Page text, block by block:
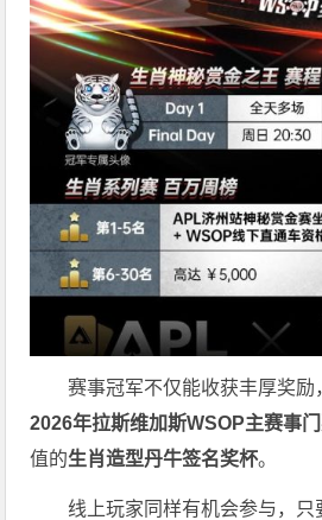
赛事冠军不仅能收获丰厚奖
2026年拉斯维加斯WSOP主赛事
值的生肖造型丹牛签名奖杯。
线上玩家同样有机会参与，只